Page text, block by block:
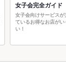
女子会完全ガイド
女子会向けサービスが
ているお得なお店がい
い！